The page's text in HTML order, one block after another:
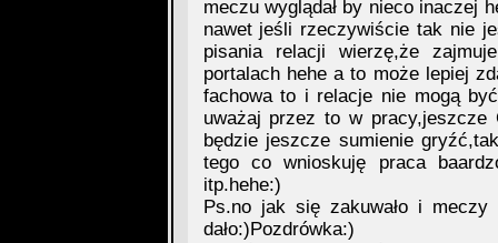
meczu wyglądał by nieco inaczej
nawet jeśli rzeczywiście tak nie
pisania relacji wierzę,że
portalach hehe a to może lepiej
fachowa to i relacje nie mogą
uważaj przez to w pracy,jeszcze
będzie jeszcze sumienie
tego co wnioskuję praca
itp.hehe:)
Ps.no jak się zakuwało i meczy
dało:)Pozdrówka:)